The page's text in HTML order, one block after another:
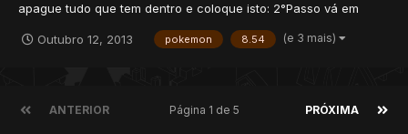
apague tudo que tem dentro e coloque isto: 2°Passo vá em
Passo vá em Movements/scripts copie qualquer arquivo .lua e
Outubro 12, 2013 pokemon 8.54 (e 3 mais)
ANTERIOR PRÓXIMA
Página 1 de 5